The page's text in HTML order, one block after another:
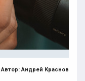
Автор:Андрей Краснов